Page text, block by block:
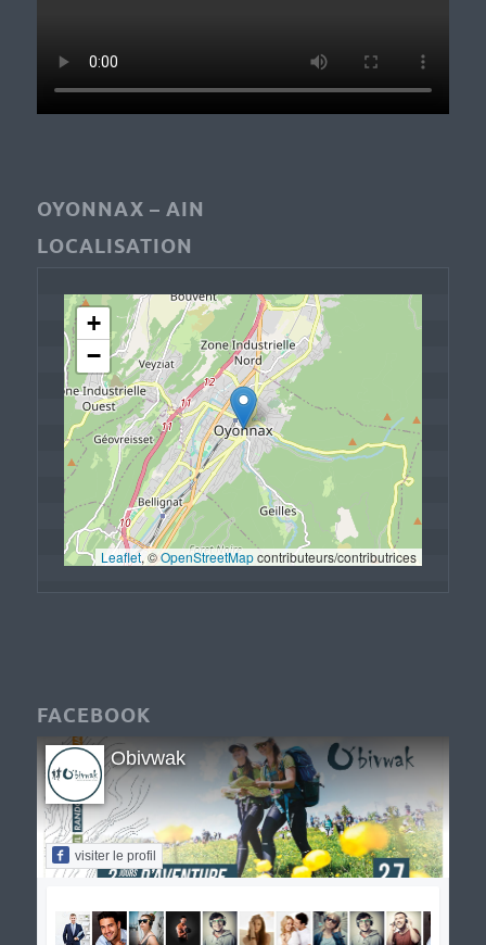
OYONNAX – AIN
LOCALISATION
+
−
Leaflet, © OpenStreetMap contributeurs/contributrices
FACEBOOK
Obivwak
visiter le profil